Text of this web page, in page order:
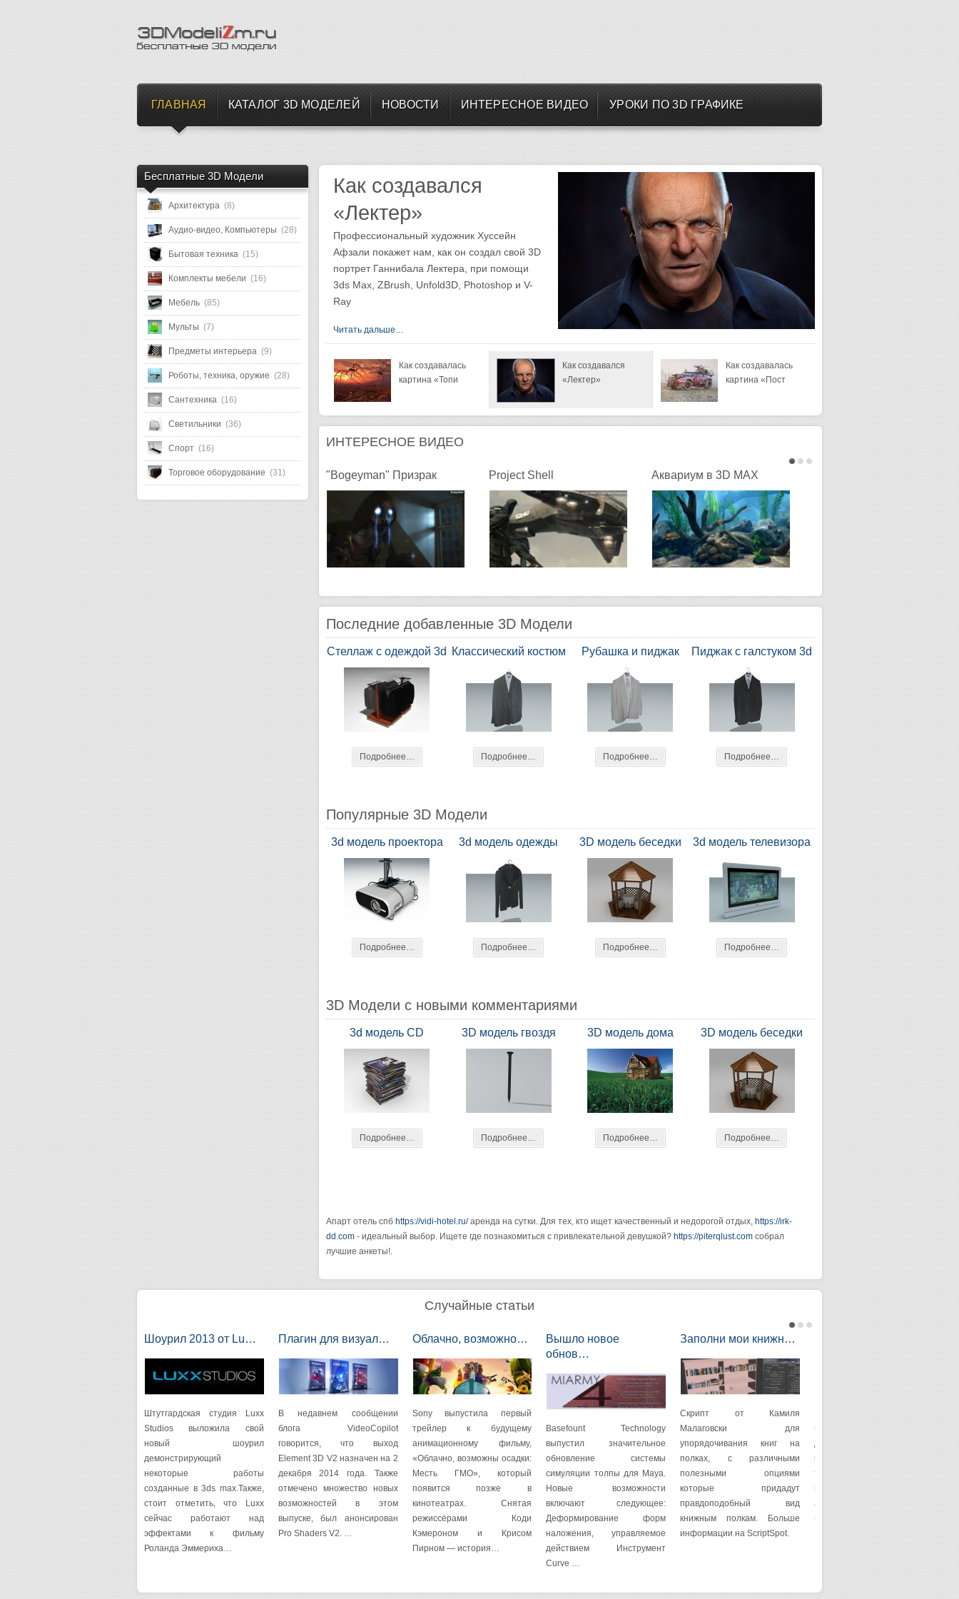
ГЛАВНАЯ КАТАЛОГ 3D МОДЕЛЕЙ НОВОСТИ ИНТЕРЕСНОЕ ВИДЕО УРОКИ ПО 3D ГРАФИКЕ
Бесплатные 3D Модели
Архитектура (8)
Аудио-видео, Компьютеры (28)
Бытовая техника (15)
Комплекты мебели (16)
Мебель (85)
Мульты (7)
Предметы интерьера (9)
Роботы, техника, оружие (28)
Сантехника (16)
Светильники (36)
Спорт (16)
Торговое оборудование (31)
Как создавался
«Лектер»
Профессиональный художник Хуссейн
Афзали покажет нам, как он создал свой 3D
портрет Ганнибала Лектера, при помощи
3ds Max, ZBrush, Unfold3D, Photoshop и V-
Ray
Читать дальше…
Как создавалась
картина «Топи
Как создавался
«Лектер»
Как создавалась
картина «Пост
ИНТЕРЕСНОЕ ВИДЕО
"Bogeyman" Призрак Project Shell Аквариум в 3D MAX
Последние добавленные 3D Модели
Стеллаж с одеждой 3d
Подробнее…
Классический костюм
Подробнее…
Рубашка и пиджак
Подробнее…
Пиджак с галстуком 3d
Подробнее…
Популярные 3D Модели
3d модель проектора
Подробнее…
3d модель одежды
Подробнее…
3D модель беседки
Подробнее…
3d модель телевизора
Подробнее…
3D Модели с новыми комментариями
3d модель CD
Подробнее…
3D модель гвоздя
Подробнее…
3D модель дома
Подробнее…
3D модель беседки
Подробнее…
Апарт отель спб https://vidi-hotel.ru/аренда на сутки. Для тех, кто ищет качественный и недорогой отдых, https://irk-
dd.com - идеальный выбор. Ищете где познакомиться с привлекательной девушкой? https://piterqlust.com собрал
лучшие анкеты!.
Случайные статьи
Шоурил 2013 от Lu…
Штутгардская студия Luxx
Studios выложила свой
новый шоурил
демонстрирующий
некоторые работы
созданные в 3ds max.Также,
стоит отметить, что Luxx
сейчас работают над
эффектами к фильму
Роланда Эммериха…
Плагин для визуал…
В недавнем сообщении
блога VideoCopilot
говорится, что выход
Element 3D V2 назначен на 2
декабря 2014 года. Также
отмечено множество новых
возможностей в этом
выпуске, был анонсирован
Pro Shaders V2. …
Облачно, возможно…
Sony выпустила первый
трейлер к будущему
анимационному фильму,
«Облачно, возможны осадки:
Месть ГМО», который
появится позже в
кинотеатрах. Снятая
режиссёрами Коди
Кэмероном и Крисом
Пирном — история…
Вышло новое
обнов…
Basefount Technology
выпустил значительное
обновление системы
симуляции толпы для Maya.
Новые возможности
включают следующее:
Деформирование форм
наложения, управляемое
действием Инструмент
Curve …
Заполни мои книжн…
Скрипт от Камиля
Малаговски для
упорядочивания книг на
полках, с различными
полезными опциями
которые придадут
правдоподобный вид
книжным полкам. Больше
информации на ScriptSpot.
бесплатного игрового
которого можно отметить
такие нововведения: Новая
платформа обмена
ассетами Новый API
плагинов Поддержка